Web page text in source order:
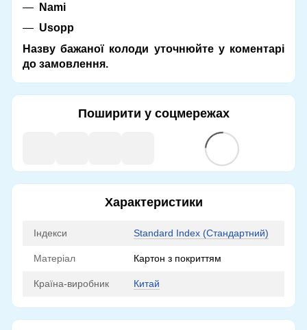
Nami
Usopp
Назву бажаної колоди уточнюйте у коментарі
до замовлення.
Поширити у соцмережах
Характеристики
Індекси Standard Index (Стандартний)
Матеріал Картон з покриттям
Країна-виробник Китай